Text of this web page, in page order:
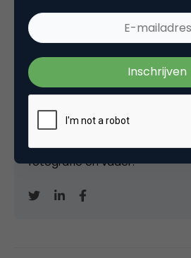
Partner bijUpstream
Arnhem Direct, SportNext,
fotografie en vader!